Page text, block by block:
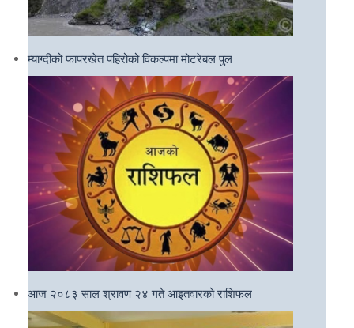
म्याग्दीको फापरखेत पहिरोको विकल्पमा मोटरेबल पुल
आज २०८३ साल श्रावण २४ गते आइतवारको राशिफल